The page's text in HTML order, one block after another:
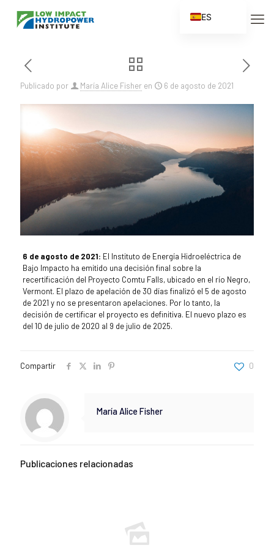
Publicado por María Alice Fisher en 6 de agosto de 2021
6 de agosto de 2021: El Instituto de Energía Hidroeléctrica de
Bajo Impacto ha emitido una decisión final sobre la
recertificación del Proyecto Comtu Falls, ubicado en el río Negro,
Vermont. El plazo de apelación de 30 días finalizó el 5 de agosto
de 2021 y no se presentaron apelaciones. Por lo tanto, la
decisión de certificar el proyecto es definitiva. El nuevo plazo es
del 10 de julio de 2020 al 9 de julio de 2025.
Compartir 0
María Alice Fisher
Publicaciones relacionadas
ES